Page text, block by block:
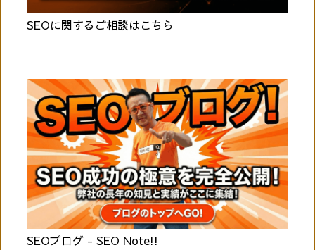
SEOに関するご相談はこちら
SEOブログ - SEO Note!!